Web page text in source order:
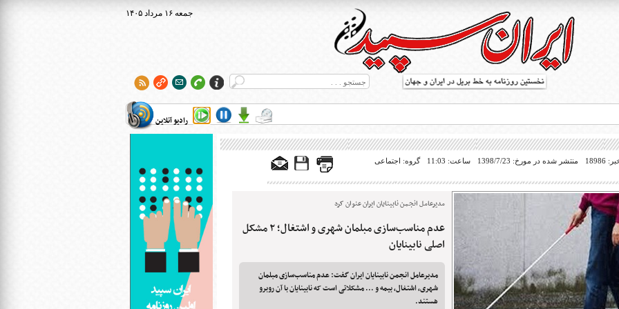
۱۴۰۵ جمعه ۱۶ مرداد
رادیو آنلاین
بریل در جهان
منتشر شده در مورخ: 1398/7/23 ساعت: 11:03 گروه: اجتماعی
مدیرعامل انجمن نابینایان ایران عنوان کرد
عدم مناسب‌سازی مبلمان شهری و اشتغال؛ ۲ مشکل
اصلی نابینایان
مدیرعامل انجمن نابینایان ایران گفت: عدم مناسب‌سازی مبلمان
شهری، اشتغال، بیمه و ... مشکلاتی است که نابینایان با آن روبرو
هستند.